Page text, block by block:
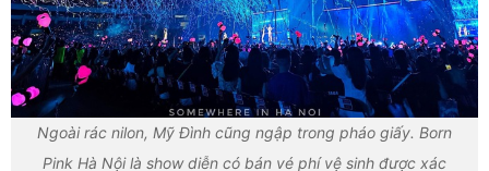
Ngoài rác nilon, Mỹ Đình cũng ngập trong pháo giấy. Born
Pink Hà Nội là show diễn có bán vé phí vệ sinh được xác